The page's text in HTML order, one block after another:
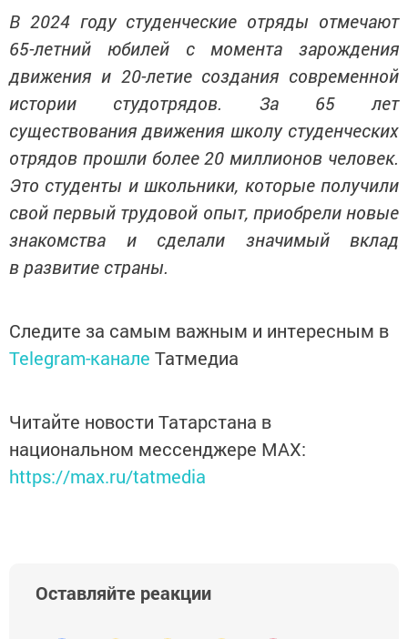
В 2024 году студенческие отряды отмечают
65-летний юбилей с момента зарождения
движения и 20-летие создания современной
истории студотрядов. За 65 лет
существования движения школу студенческих
отрядов прошли более 20 миллионов человек.
Это студенты и школьники, которые получили
свой первый трудовой опыт, приобрели новые
знакомства и сделали значимый вклад
в развитие страны.
Следите за самым важным и интересным в
Telegram-канале Татмедиа
Читайте новости Татарстана в
национальном мессенджере MАХ:
https://max.ru/tatmedia
Оставляйте реакции